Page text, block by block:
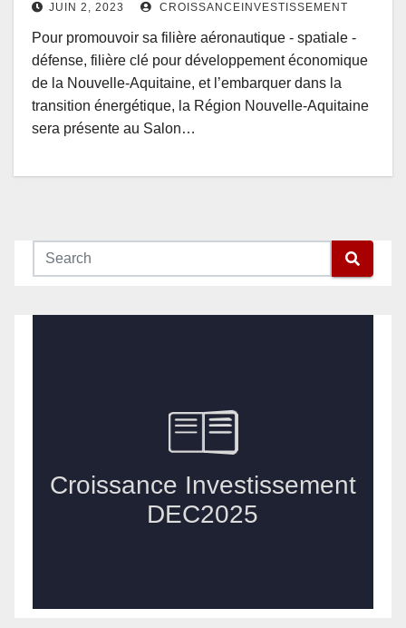
JUIN 2, 2023 CROISSANCEINVESTISSEMENT
Pour promouvoir sa filière aéronautique - spatiale -
défense, filière clé pour développement économique
de la Nouvelle-Aquitaine, et l’embarquer dans la
transition énergétique, la Région Nouvelle-Aquitaine
sera présente au Salon…